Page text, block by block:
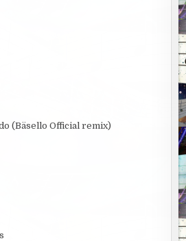
(Bäsello Official remix)